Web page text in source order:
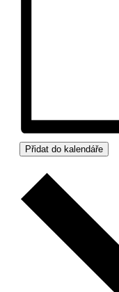
Přidat do kalendáře